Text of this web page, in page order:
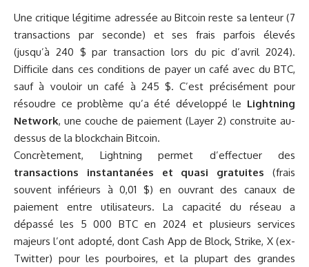
Une critique légitime adressée au Bitcoin reste sa lenteur (7
transactions par seconde) et ses frais parfois élevés
(jusqu’à 240 $ par transaction lors du pic d’avril 2024).
Difficile dans ces conditions de payer un café avec du BTC,
sauf à vouloir un café à 245 $. C’est précisément pour
résoudre ce problème qu’a été développé le Lightning
Network, une couche de paiement (Layer 2) construite au-
dessus de la blockchain Bitcoin.
Concrètement, Lightning permet d’effectuer des
transactions instantanées et quasi gratuites (frais
souvent inférieurs à 0,01 $) en ouvrant des canaux de
paiement entre utilisateurs. La capacité du réseau a
dépassé les 5 000 BTC en 2024 et plusieurs services
majeurs l’ont adopté, dont Cash App de Block, Strike, X (ex-
Twitter) pour les pourboires, et la plupart des grandes